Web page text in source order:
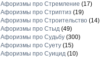
Афоризмы про Стремление (17)
Афоризмы про Стриптиз (19)
Афоризмы про Строительство(14)
Афоризмы про Стыд(49)
Афоризмы про Судьбу(300)
Афоризмы про Суету(15)
Афоризмы про Суицид(10)